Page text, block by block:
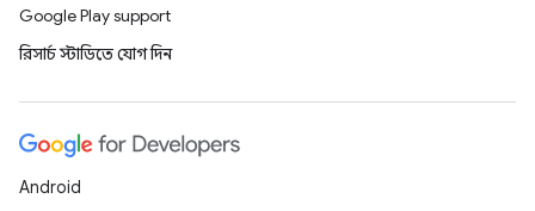
Google Play support
রিসার্চ স্টাডিতে যোগ দিন
Android